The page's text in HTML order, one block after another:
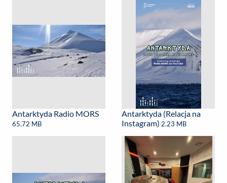
Antarktyda Radio MORS
65.72 MB
Antarktyda (Relacja na
Instagram) 2.23 MB